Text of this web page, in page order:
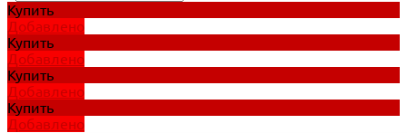
Купить
Добавлено
Купить
Добавлено
Купить
Добавлено
Купить
Добавлено